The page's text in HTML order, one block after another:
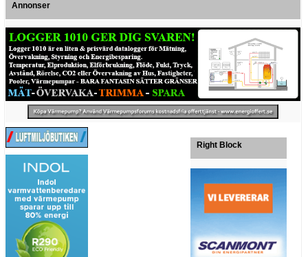
Annonser
Right Block